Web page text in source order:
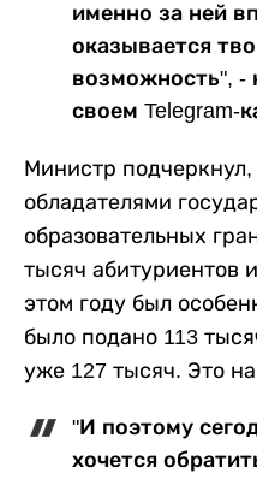
именно за ней
оказывается
возможность", -
своем Telegram-
Министр подчеркнул,
обладателями
образовательных
тысяч абитуриентов
этом году был
было подано 113
уже 127 тысяч. Это
"И поэтому
хочется